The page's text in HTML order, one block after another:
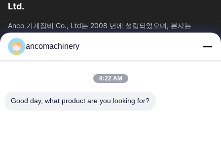
Ltd.
Anco 기계장비 Co., Ltd는 2008 년에 설립되었으며, 본사는
Jiangsu 주 Suzhou 시의 Zhangjiagang 시에 위치하고 있습니다.
빠른 링크
회사 소개
공장 투어
품질 관리
ancomachinery
8:22 AM
Good day, what product are you looking for?